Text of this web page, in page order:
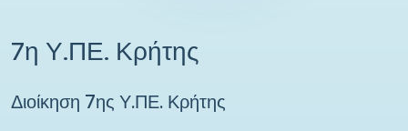
7η Υ.ΠΕ. Κρήτης
Διοίκηση 7ης Υ.ΠΕ. Κρήτης